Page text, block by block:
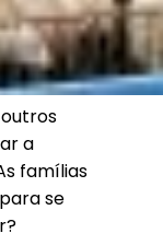
a
famílias
se